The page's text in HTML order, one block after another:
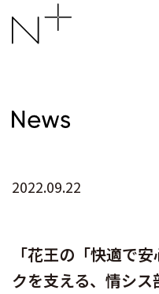
2022.09.22
「花王の「快適で
クを支える、情シ